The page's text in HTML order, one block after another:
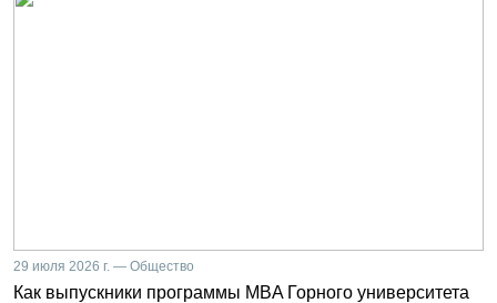
29 июля 2026 г. — Общество
Как выпускники программы MBA Горного университета